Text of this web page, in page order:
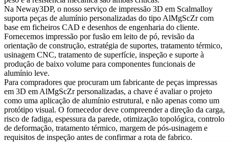
Na Neway3DP, o nosso serviço de impressão 3D em Scalmalloy
suporta peças de alumínio personalizadas do tipo AlMgScZr com
base em ficheiros CAD e desenhos de engenharia do cliente.
Fornecemos impressão por fusão em leito de pó, revisão da
orientação de construção, estratégia de suportes, tratamento térmico,
usinagem CNC, tratamento de superfície, inspeção e suporte à
produção de baixo volume para componentes funcionais de
alumínio leve.
Para compradores que procuram um fabricante de peças impressas
em 3D em AlMgScZr personalizadas, a chave é avaliar o projeto
como uma aplicação de alumínio estrutural, e não apenas como um
protótipo visual. O fornecedor deve compreender a direção da carga,
risco de fadiga, espessura da parede, otimização topológica, controlo
de deformação, tratamento térmico, margem de pós-usinagem e
requisitos de inspeção antes de confirmar a rota de fabrico.